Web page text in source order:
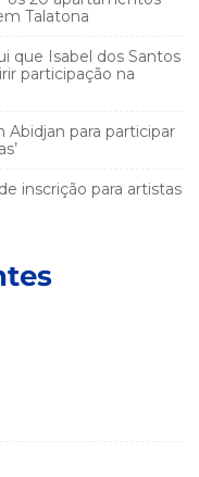
Talatona
que Isabel dos Santos
participação na
Abidjan para participar
inscrição para artistas